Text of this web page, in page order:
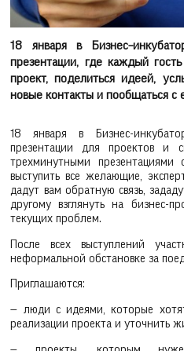
18 января в
презентации, где каждый
проект, поделиться идеей,
новые контакты и пообщаться
18 января в Бизнес-
презентации для проектов и
трехминутными
выступить все желающие,
дадут вам обратную связь,
другому взглянуть на бизнес-
текущих проблем.
После всех выступлений
неформальной обстановке за
Приглашаются:
— люди с идеями, которые
реализации проекта и уточнить